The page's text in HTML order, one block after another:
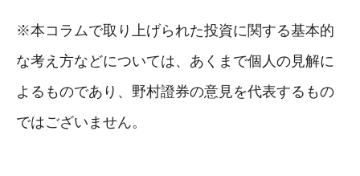
※本コラムで取り上げられた投資に関する基本的
な考え方などについては、あくまで個人の見解に
よるものであり、野村證券の意見を代表するもの
ではございません。